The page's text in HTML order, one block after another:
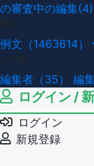
の審査中の編集(4)
例文（1463614）
編集者（35） 編
ログイン /
ログイン
新規登録